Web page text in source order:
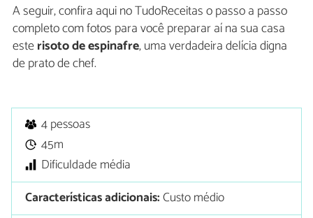
A seguir, confira aqui no TudoReceitas o passo a passo
completo com fotos para você preparar aí na sua casa
esterisoto de espinafre, uma verdadeira delícia digna
de prato de chef.
4 pessoas
45m
Dificuldade média
Características adicionais:Custo médio